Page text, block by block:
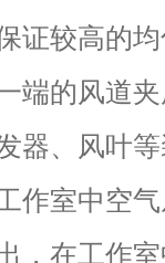
证较高的均
端的风道夹层
器、风
作室中空气
，在工作